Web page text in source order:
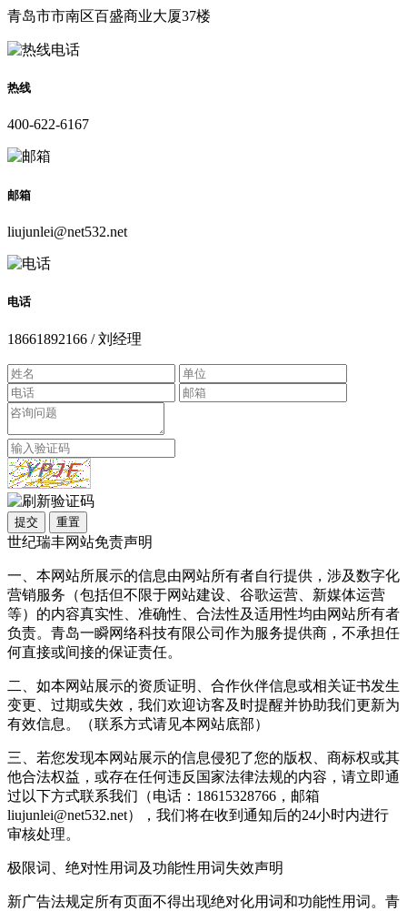
青岛市市南区百盛商业大厦37楼
热线
400-622-6167
邮箱
liujunlei@net532.net
电话
18661892166 / 刘经理
提交 重置
世纪瑞丰网站免责声明
一、本网站所展示的信息由网站所有者自行提供，涉及数字化
营销服务（包括但不限于网站建设、谷歌运营、新媒体运营
等）的内容真实性、准确性、合法性及适用性均由网站所有者
负责。青岛一瞬网络科技有限公司作为服务提供商，不承担任
何直接或间接的保证责任。
二、如本网站展示的资质证明、合作伙伴信息或相关证书发生
变更、过期或失效，我们欢迎访客及时提醒并协助我们更新为
有效信息。（联系方式请见本网站底部）
三、若您发现本网站展示的信息侵犯了您的版权、商标权或其
他合法权益，或存在任何违反国家法律法规的内容，请立即通
过以下方式联系我们（电话：18615328766，邮箱
liujunlei@net532.net），我们将在收到通知后的24小时内进行
审核处理。
极限词、绝对性用词及功能性用词失效声明
新广告法规定所有页面不得出现绝对化用词和功能性用词。青